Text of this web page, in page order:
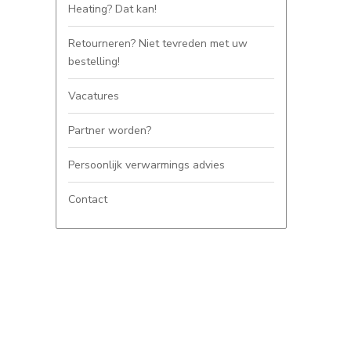
Heating? Dat kan!
Retourneren? Niet tevreden met uw
bestelling!
Vacatures
Partner worden?
Persoonlijk verwarmings advies
Contact